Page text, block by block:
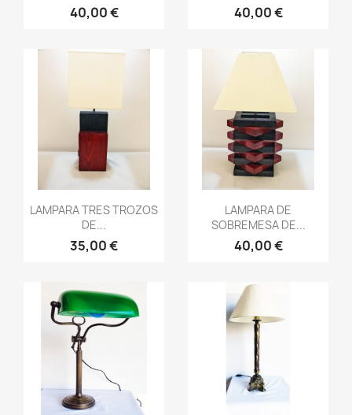
40,00 € 40,00 €
Vista rápida
LAMPARA TRES TROZOS
DE...
35,00 €
 Vista rápida
LAMPARA DE
SOBREMESA DE...
40,00 €